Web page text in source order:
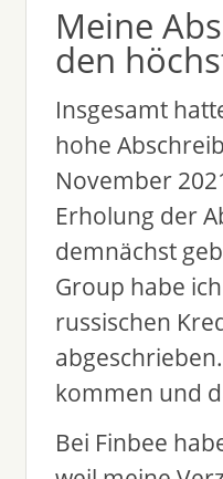
Meine
den
Insgesamt
hohe
November
Erholung der
demnächst
Group habe
russischen
kommen und
Bei Finbee